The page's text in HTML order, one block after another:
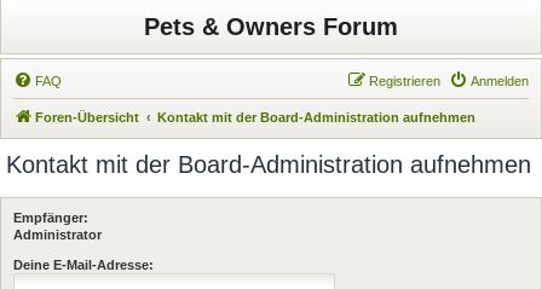
Pets & Owners Forum
FAQ Anmelden
Registrieren
Foren-Übersicht Kontakt mit der Board-Administration aufnehmen
Kontakt mit der Board-Administration aufnehmen
Empfänger:
Administrator
Deine E-Mail-Adresse: